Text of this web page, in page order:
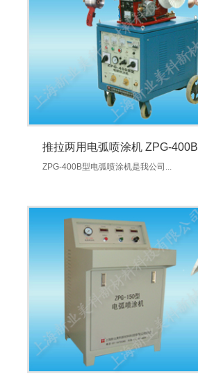
推拉两用电弧喷涂机 ZPG-400B
ZPG-400B型电弧喷涂机是我公司...